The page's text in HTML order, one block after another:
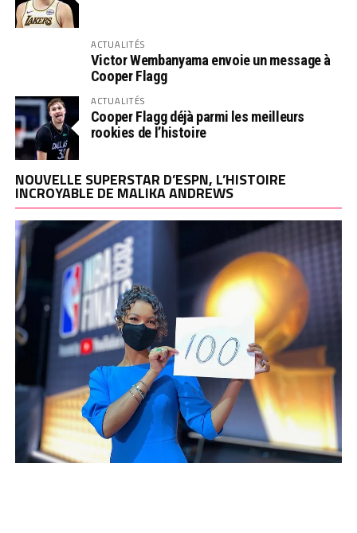
ACTUALITÉS
Victor Wembanyama envoie un message à
Cooper Flagg
ACTUALITÉS
Cooper Flagg déjà parmi les meilleurs
rookies de l’histoire
NOUVELLE SUPERSTAR D’ESPN, L’HISTOIRE
INCROYABLE DE MALIKA ANDREWS